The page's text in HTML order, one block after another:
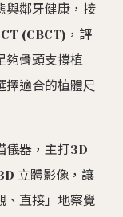
與鄰牙健康，接
(CBCT)，評
夠骨頭支撐植
擇適合的植體尺
儀器，主打3D
立體影像，讓
、直接」地察覺